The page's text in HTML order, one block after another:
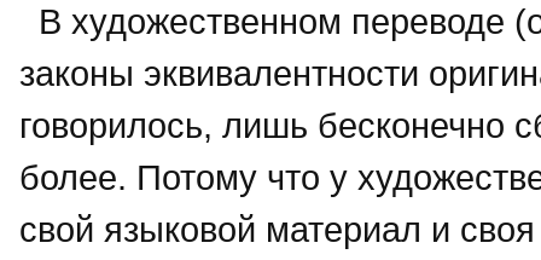
В художественном переводе
законы эквивалентности
говорилось, лишь бесконечно
более. Потому что у
свой языковой материал и